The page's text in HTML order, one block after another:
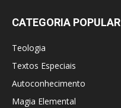
CATEGORIA POPULAR
Teologia
Textos Especiais
Autoconhecimento
Magia Elemental